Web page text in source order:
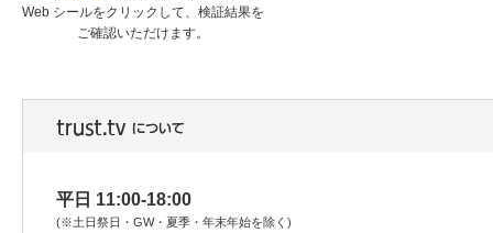
Web シールをクリックして、検証結果を
ご確認いただけます。
平日 11:00-18:00
(※土日祭日・GW・夏季・年末年始を除く)